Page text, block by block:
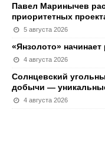
Павел Маринычев
приоритетных
5 августа 2026
«Янзолото»
4 августа 2026
Солнцевский
добычи —
4 августа 2026